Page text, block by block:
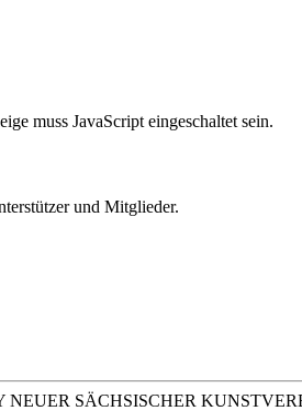
muss JavaScript eingeschaltet sein.
und Mitglieder.
NEUER SÄCHSISCHER